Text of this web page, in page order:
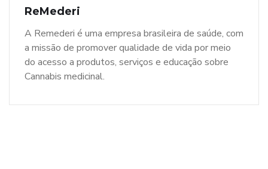
ReMederi
A Remederi é uma empresa brasileira de saúde, com
a missão de promover qualidade de vida por meio
do acesso a produtos, serviços e educação sobre
Cannabis medicinal.